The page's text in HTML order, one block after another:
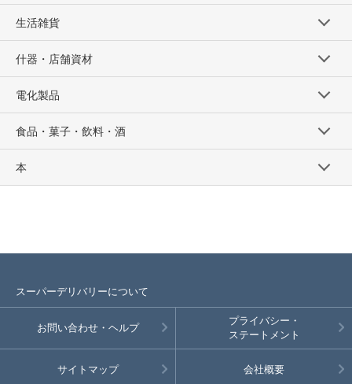
生活雑貨
什器・店舗資材
電化製品
食品・菓子・飲料・酒
本
スーパーデリバリーについて
お問い合わせ・ヘルプ
プライバシー・
ステートメント
サイトマップ 会社概要